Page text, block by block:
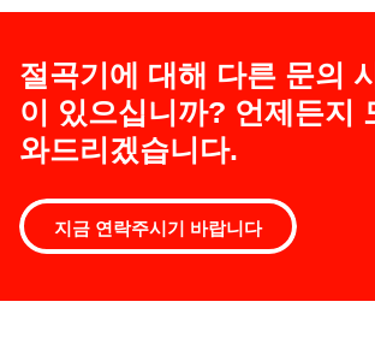
절곡기에 대해 다른 문의
이 있으십니까? 언제든지
와드리겠습니다.
지금 연락주시기 바랍니다